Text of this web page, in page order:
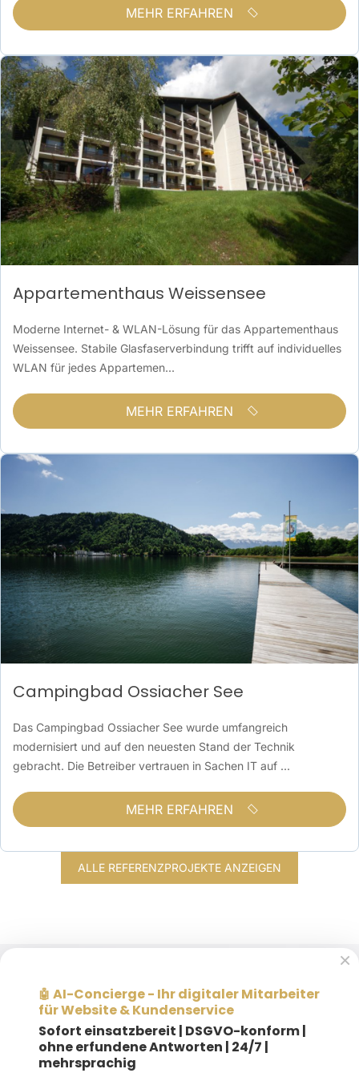
MEHR ERFAHREN
Appartementhaus Weissensee
Moderne Internet- & WLAN-Lösung für das Appartementhaus
Weissensee. Stabile Glasfaserverbindung trifft auf individuelles
WLAN für jedes Appartemen...
MEHR ERFAHREN
Campingbad Ossiacher See
Das Campingbad Ossiacher See wurde umfangreich
modernisiert und auf den neuesten Stand der Technik
gebracht. Die Betreiber vertrauen in Sachen IT auf ...
MEHR ERFAHREN
ALLE REFERENZPROJEKTE ANZEIGEN
×
🤖 AI-Concierge - Ihr digitaler Mitarbeiter
für Website & Kundenservice
Sofort einsatzbereit | DSGVO-konform |
ohne erfundene Antworten | 24/7 |
mehrsprachig